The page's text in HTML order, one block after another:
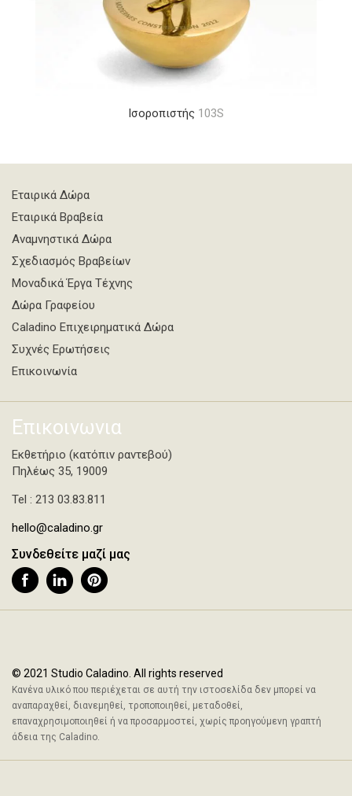
Ισοροπιστής 103S
Εταιρικά Δώρα
Εταιρικά Βραβεία
Αναμνηστικά Δώρα
Σχεδιασμός Βραβείων
Μοναδικά Έργα Τέχνης
Δώρα Γραφείου
Caladino Επιχειρηματικά Δώρα
Συχνές Ερωτήσεις
Επικοινωνία
Επικοινωνια
Εκθετήριο (κατόπιν ραντεβού)
Πηλέως 35, 19009
Tel : 213 03.83.811
hello@caladino.gr
Συνδεθείτε μαζί μας
© 2021 Studio Caladino. All rights reserved
Κανένα υλικό που περιέχεται σε αυτή την ιστοσελίδα δεν μπορεί να
αναπαραχθεί, διανεμηθεί, τροποποιηθεί, μεταδοθεί,
επαναχρησιμοποιηθεί ή να προσαρμοστεί, χωρίς προηγούμενη γραπτή
άδεια της Caladino.